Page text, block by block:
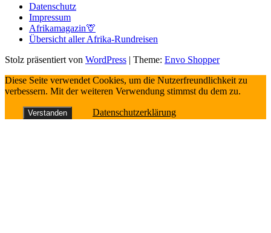
Datenschutz
Impressum
Afrikamagazin🦒
Übersicht aller Afrika-Rundreisen
Stolz präsentiert von WordPress | Theme: Envo Shopper
Diese Seite verwendet Cookies, um die Nutzerfreundlichkeit zu
verbessern. Mit der weiteren Verwendung stimmst du dem zu.
Verstanden Datenschutzerklärung